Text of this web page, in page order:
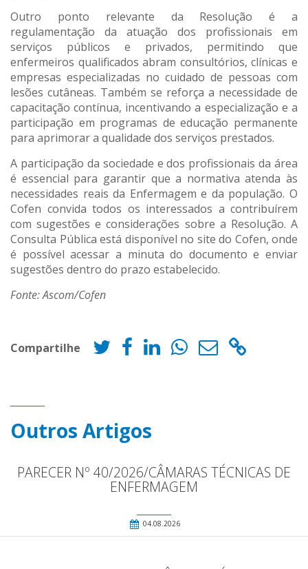
Outro ponto relevante da Resolução é a
regulamentação da atuação dos profissionais em
serviços públicos e privados, permitindo que
enfermeiros qualificados abram consultórios, clínicas e
empresas especializadas no cuidado de pessoas com
lesões cutâneas. Também se reforça a necessidade de
capacitação contínua, incentivando a especialização e a
participação em programas de educação permanente
para aprimorar a qualidade dos serviços prestados.
A participação da sociedade e dos profissionais da área
é essencial para garantir que a normativa atenda às
necessidades reais da Enfermagem e da população. O
Cofen convida todos os interessados a contribuírem
com sugestões e considerações sobre a Resolução. A
Consulta Pública está disponível no site do Cofen, onde
é possível acessar a minuta do documento e enviar
sugestões dentro do prazo estabelecido.
Fonte: Ascom/Cofen
Compartilhe
Outros Artigos
PARECER Nº 40/2026/CÂMARAS TÉCNICAS DE
ENFERMAGEM
04.08.2026